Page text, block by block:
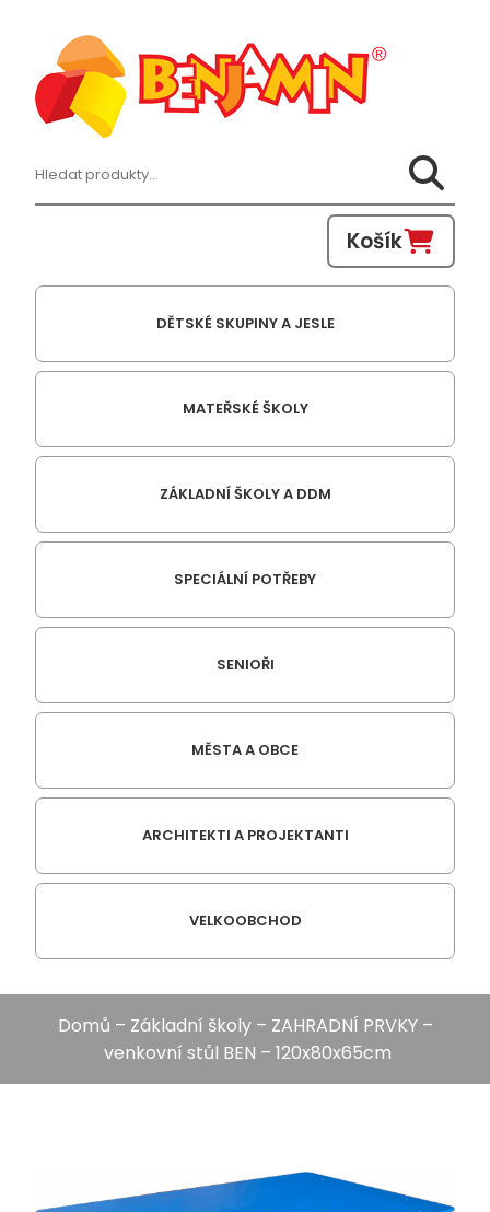
Hledat:
Košík
DĚTSKÉ SKUPINY A JESLE
MATEŘSKÉ ŠKOLY
ZÁKLADNÍ ŠKOLY A DDM
SPECIÁLNÍ POTŘEBY
SENIOŘI
MĚSTA A OBCE
ARCHITEKTI A PROJEKTANTI
VELKOOBCHOD
Domů – Základní školy– ZAHRADNÍ PRVKY–
venkovní stůl BEN – 120x80x65cm